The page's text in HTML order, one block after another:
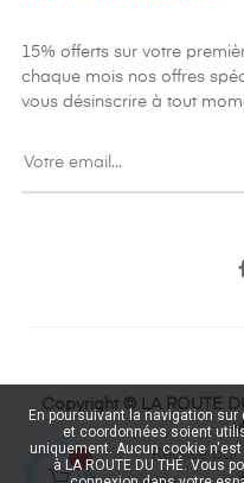
15% offerts sur votre
chaque mois nos offres
vous désinscrire à tout
Copyright © LA ROUTE
Réalisé
En poursuivant la navigation
et coordonnées soient
uniquement. Aucun cookie
à LA ROUTE DU THÉ. Vous